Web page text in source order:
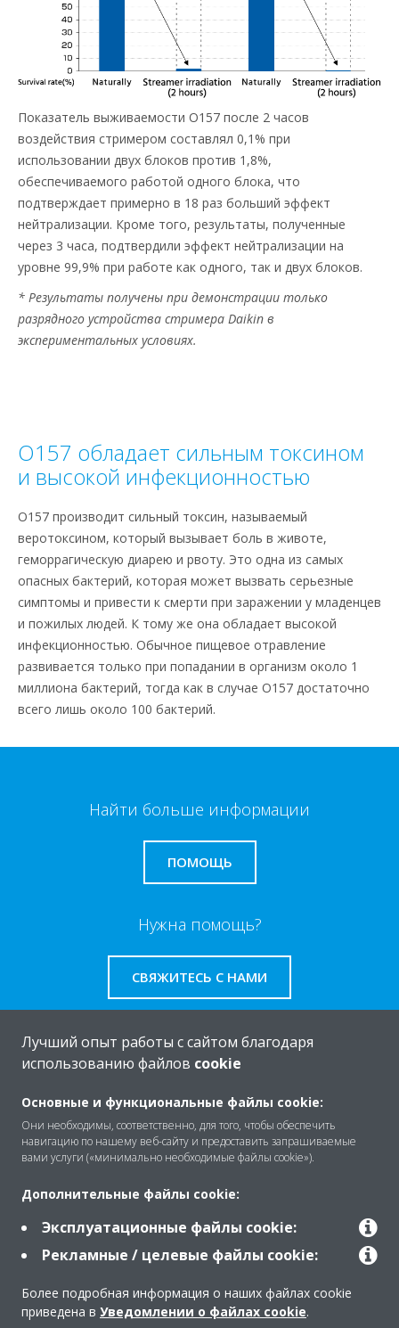
Показатель выживаемости O157 после 2 часов
воздействия стримером составлял 0,1% при
использовании двух блоков против 1,8%,
обеспечиваемого работой одного блока, что
подтверждает примерно в 18 раз больший эффект
нейтрализации. Кроме того, результаты, полученные
через 3 часа, подтвердили эффект нейтрализации на
уровне 99,9% при работе как одного, так и двух блоков.
* Результаты получены при демонстрации только
разрядного устройства стримера Daikin в
экспериментальных условиях.
O157 обладает сильным токсином
и высокой инфекционностью
O157 производит сильный токсин, называемый
веротоксином, который вызывает боль в животе,
геморрагическую диарею и рвоту. Это одна из самых
опасных бактерий, которая может вызвать серьезные
симптомы и привести к смерти при заражении у младенцев
и пожилых людей. К тому же она обладает высокой
инфекционностью. Обычное пищевое отравление
развивается только при попадании в организм около 1
миллиона бактерий, тогда как в случае O157 достаточно
всего лишь около 100 бактерий.
Найти больше информации
ПОМОЩЬ
Нужна помощь?
СВЯЖИТЕСЬ С НАМИ
Решения
Помощь
Продукты
Лучший опыт работы с сайтом благодаря
использованию файлов cookie
Основные и функциональные файлы cookie:
Они необходимы, соответственно, для того, чтобы обеспечить
навигацию по нашему веб-сайту и предоставить запрашиваемые
вами услуги («минимально необходимые файлы cookie»).
Дополнительные файлы cookie:
Эксплуатационные файлы cookie:
Рекламные / целевые файлы cookie:
Более подробная информация о наших файлах cookie
приведена в Уведомлении о файлах cookie.